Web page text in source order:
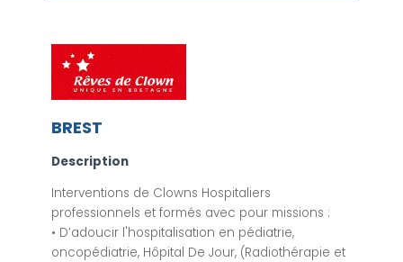
BREST
Description
Interventions de Clowns Hospitaliers
professionnels et formés avec pour missions :
• D’adoucir l'hospitalisation en pédiatrie,
oncopédiatrie, Hôpital De Jour, (Radiothérapie et